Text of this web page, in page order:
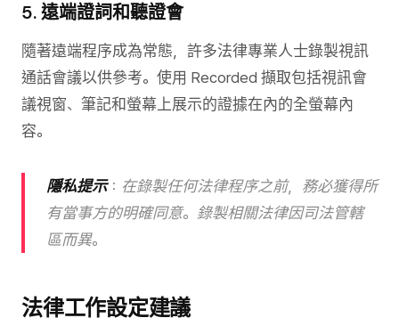
5. 遠端證詞和聽證會
隨著遠端程序成為常態，許多法律專業人士錄製視訊
通話會議以供參考。使用 Recorded 擷取包括視訊會
議視窗、筆記和螢幕上展示的證據在內的全螢幕內
容。
隱私提示：在錄製任何法律程序之前，務必獲得所
有當事方的明確同意。錄製相關法律因司法管轄
區而異。
法律工作設定建議